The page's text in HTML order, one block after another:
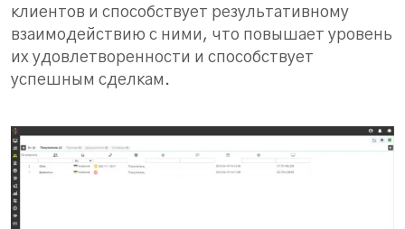
клиентов и способствует результативному
взаимодействию с ними, что повышает уровень
их удовлетворенности и способствует
успешным сделкам.